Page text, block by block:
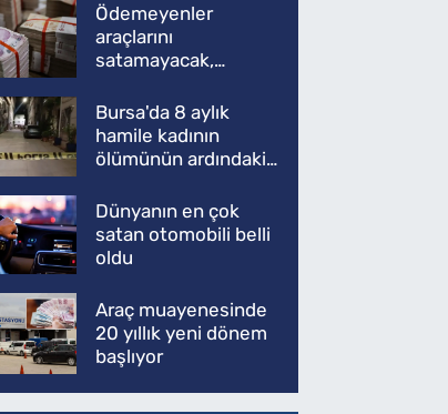
Ödemeyenler
araçlarını
satamayacak,
Bursa'da 8 aylık
hamile kadının
ölümünün ardındaki
Dünyanın en çok
satan otomobili belli
oldu
Araç muayenesinde
20 yıllık yeni dönem
başlıyor